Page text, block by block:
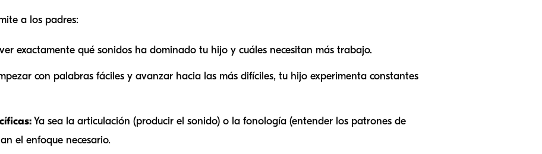
a los padres:
ver exactamente qué sonidos ha dominado tu hijo y cuáles necesitan más trabajo.
con palabras fáciles y avanzar hacia las más difíciles, tu hijo experimenta constantes
Ya sea la articulación (producir el sonido) o la fonología (entender los patrones de
el enfoque necesario.